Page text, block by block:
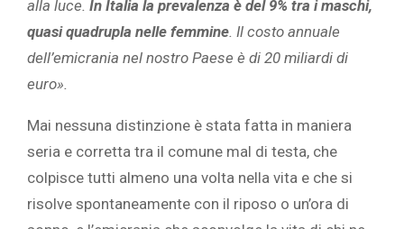
alla luce. In Italia la prevalenza è del 9% tra i maschi,
quasi quadrupla nelle femmine. Il costo annuale
dell’emicrania nel nostro Paese è di 20 miliardi di
euro».
Mai nessuna distinzione è stata fatta in maniera
seria e corretta tra il comune mal di testa, che
colpisce tutti almeno una volta nella vita e che si
risolve spontaneamente con il riposo o un’ora di